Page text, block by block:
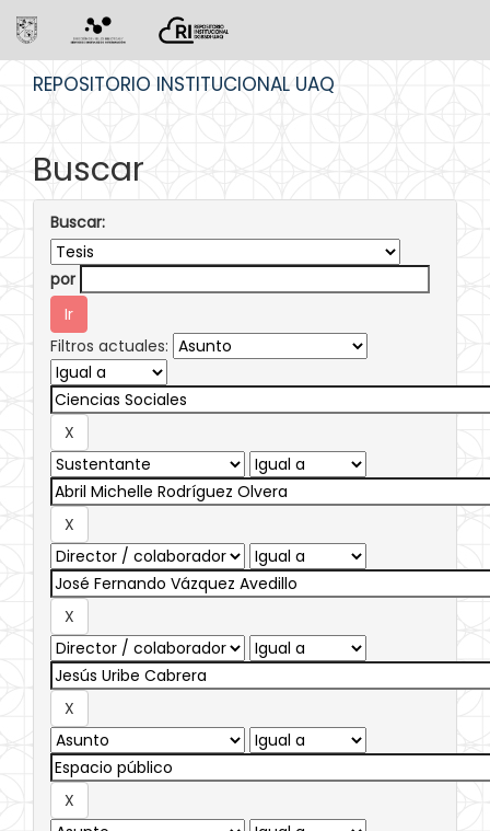
REPOSITORIO INSTITUCIONAL UAQ
Buscar
Buscar:
por
Filtros actuales: